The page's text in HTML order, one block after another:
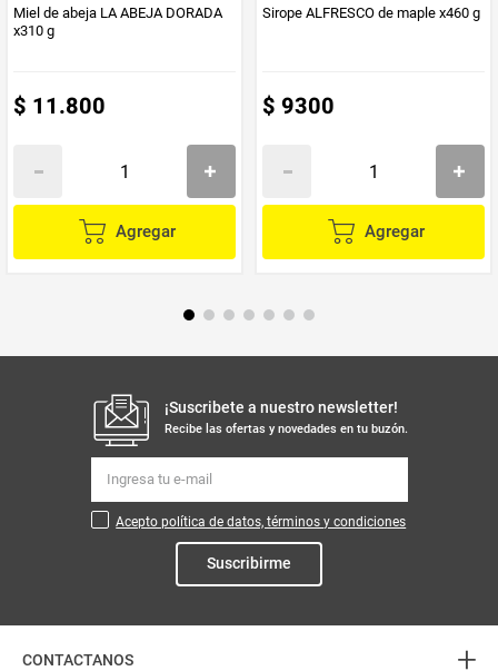
Miel de abeja LA ABEJA DORADA
x310 g
$ 11.800
Agregar
Sirope ALFRESCO de maple x460 g
$ 9300
Agregar
¡Suscribete a nuestro newsletter!
Recibe las ofertas y novedades en tu buzón.
Acepto política de datos, términos y condiciones
Suscribirme
CONTACTANOS +